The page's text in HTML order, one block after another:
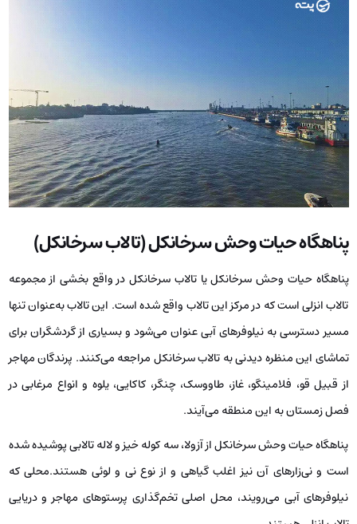
پناهگاه حیات وحش سرخانکل (تالاب سرخانکل)
پناهگاه حیات وحش سرخانکل یا تالاب سرخانکل در واقع بخشی از مجموعه
تالاب انزلی است که در مرکز این تالاب واقع شده است. این تالاب به‌عنوان تنها
مسیر دسترسی به نیلوفرهای آبی عنوان می‌شود و بسیاری از گردشگران برای
تماشای این منظره دیدنی به تالاب سرخانکل مراجعه می‌کنند. پرندگان مهاجر
از قبیل قو، فلامینگو، غاز، طاووسک، چنگر، کاکایی، یلوه و انواع مرغابی در
فصل زمستان به این منطقه می‌آیند.
پناهگاه حیات وحش سرخانکل از آزولا، سه کوله خیز و لاله تالابی پوشیده شده
است و نی‌زارهای آن نیز اغلب گیاهی و از نوع نی و لوئی هستند.محلی که
نیلوفرهای آبی می‌رویند، محل اصلی تخم‌گذاری پرستوهای مهاجر و دریایی